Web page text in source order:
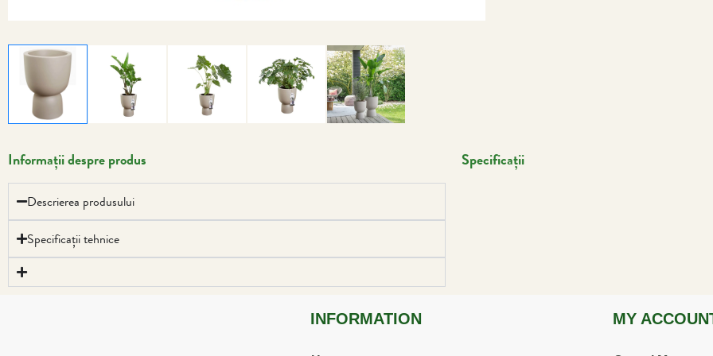
Informații despre produs
Descrierea produsului
Specificații tehnice
Specificații
INFORMATION MY